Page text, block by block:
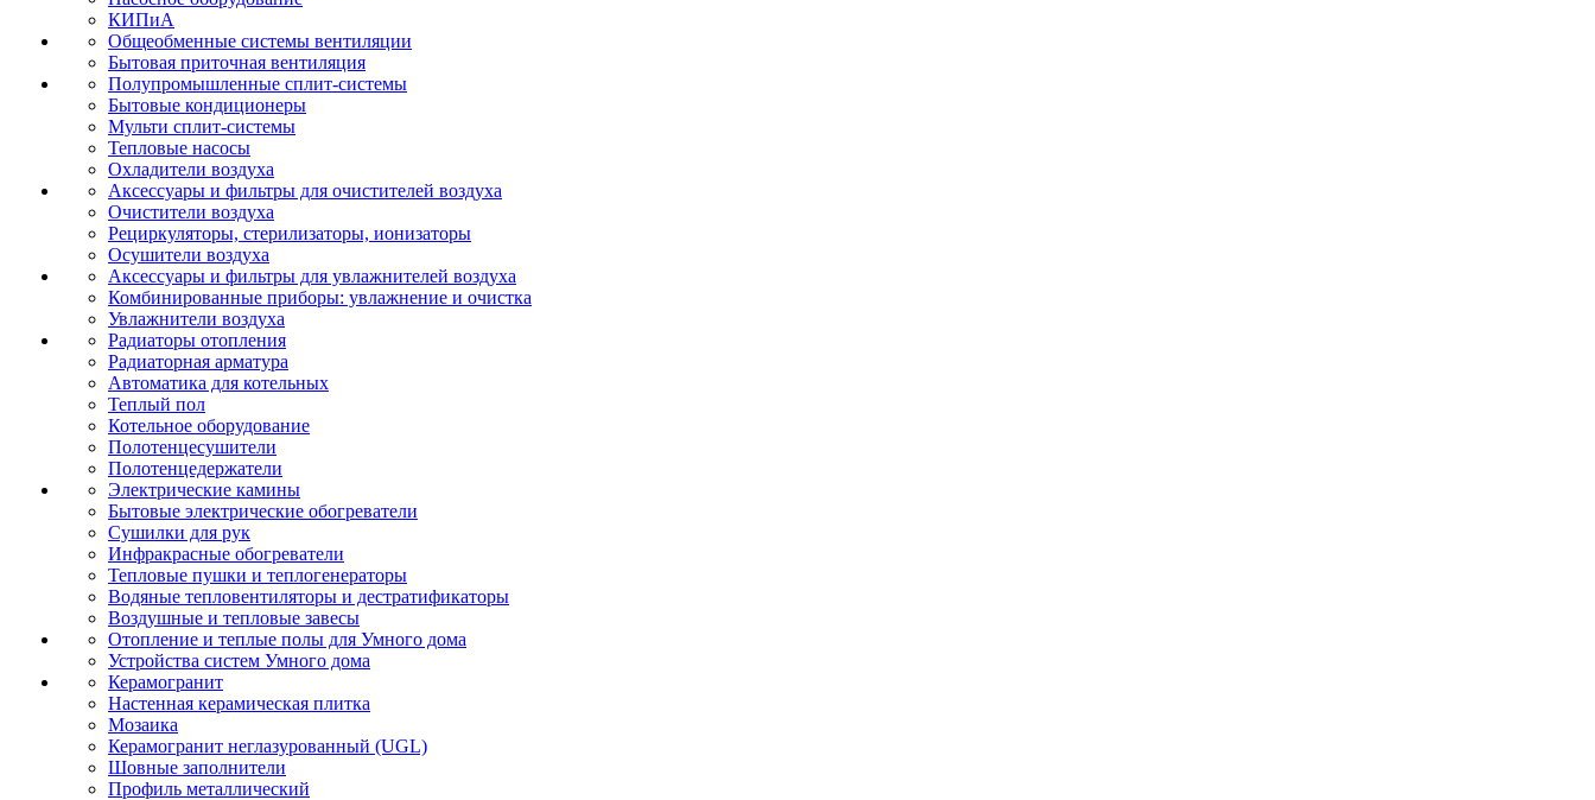
КИПиА
Общеобменные системы вентиляции
Бытовая приточная вентиляция
Полупромышленные сплит-системы
Бытовые кондиционеры
Мульти сплит-системы
Тепловые насосы
Охладители воздуха
Аксессуары и фильтры для очистителей воздуха
Очистители воздуха
Рециркуляторы, стерилизаторы, ионизаторы
Осушители воздуха
Аксессуары и фильтры для увлажнителей воздуха
Комбинированные приборы: увлажнение и очистка
Увлажнители воздуха
Радиаторы отопления
Радиаторная арматура
Автоматика для котельных
Теплый пол
Котельное оборудование
Полотенцесушители
Полотенцедержатели
Электрические камины
Бытовые электрические обогреватели
Сушилки для рук
Инфракрасные обогреватели
Тепловые пушки и теплогенераторы
Водяные тепловентиляторы и дестратификаторы
Воздушные и тепловые завесы
Отопление и теплые полы для Умного дома
Устройства систем Умного дома
Керамогранит
Настенная керамическая плитка
Мозаика
Керамогранит неглазурованный (UGL)
Шовные заполнители
Профиль металлический